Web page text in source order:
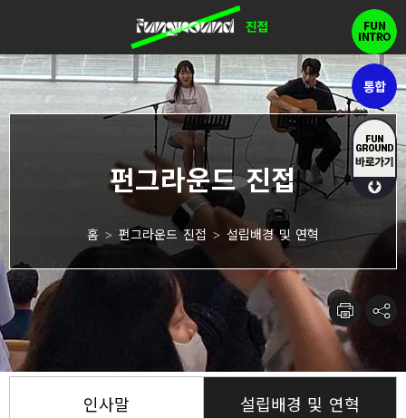
인사말 설립배경 및 연혁
홈 > 펀그라운드 진접 > 설립배경 및 연혁